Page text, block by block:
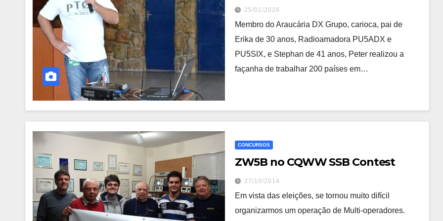
25/01/2026
Membro do Araucária DX Grupo, carioca, pai de
Erika de 30 anos, Radioamadora PU5ADX e
PU5SIX, e Stephan de 41 anos, Peter realizou a
façanha de trabalhar 200 países em…
CONCURSOS
ZW5B no CQWW SSB Contest
27/10/2014
Em vista das eleições, se tornou muito difícil
organizarmos um operação de Multi-operadores.